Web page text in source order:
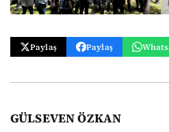
Paylaş Paylaş
GÜLSEVEN ÖZKAN